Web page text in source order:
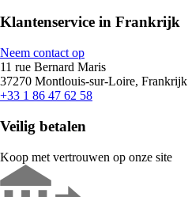
Klantenservice in Frankrijk
Neem contact op
11 rue Bernard Maris
37270 Montlouis-sur-Loire, Frankrijk
+33 1 86 47 62 58
Veilig betalen
Koop met vertrouwen op onze site